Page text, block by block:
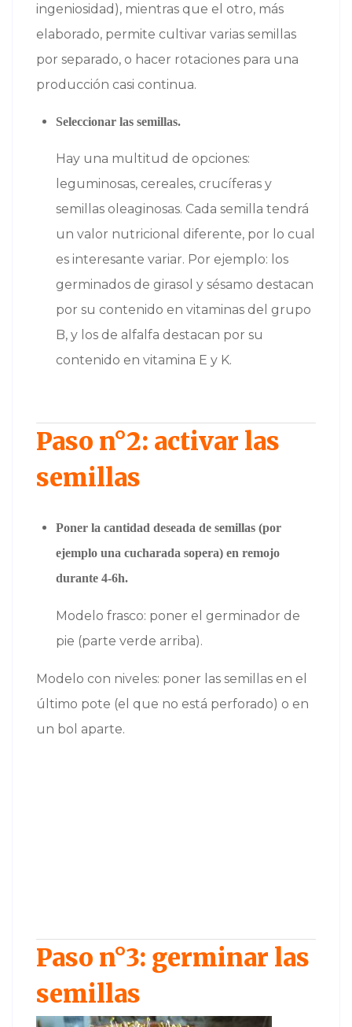
ingeniosidad), mientras que el otro, más
elaborado, permite cultivar varias semillas
por separado, o hacer rotaciones para una
producción casi continua.
Seleccionar las semillas.
Hay una multitud de opciones:
leguminosas, cereales, crucíferas y
semillas oleaginosas. Cada semilla tendrá
un valor nutricional diferente, por lo cual
es interesante variar. Por ejemplo: los
germinados de girasol y sésamo destacan
por su contenido en vitaminas del grupo
B, y los de alfalfa destacan por su
contenido en vitamina E y K.
Paso n°2: activar las
semillas
Poner la cantidad deseada de semillas (por
ejemplo una cucharada sopera) en remojo
durante 4-6h.
Modelo frasco: poner el germinador de
pie (parte verde arriba).
Modelo con niveles: poner las semillas en el
último pote (el que no está perforado) o en
un bol aparte.
Paso n°3: germinar las
semillas